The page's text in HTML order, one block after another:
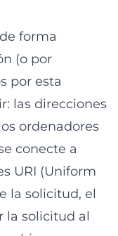
forma
(o por
por esta
las direcciones
ordenadores
conecte a
URI (Uniform
la solicitud, el
la solicitud al